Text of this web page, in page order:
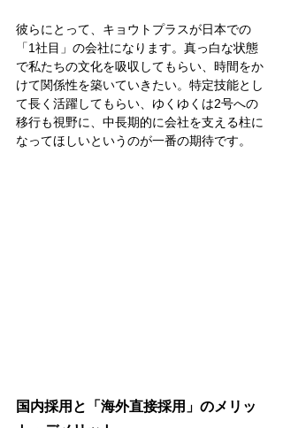
彼らにとって、キョウトプラスが日本での
「1社目」の会社になります。真っ白な状態
で私たちの文化を吸収してもらい、時間をか
けて関係性を築いていきたい。特定技能とし
て長く活躍してもらい、ゆくゆくは2号への
移行も視野に、中長期的に会社を支える柱に
なってほしいというのが一番の期待です。
国内採用と「海外直接採用」のメリッ